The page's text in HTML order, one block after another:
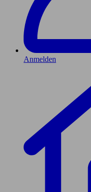
Anmelden